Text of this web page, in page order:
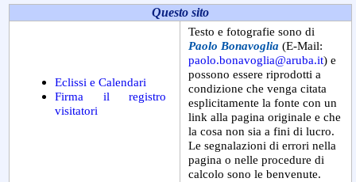
Questo sito
Eclissi e Calendari
Firma il registro
visitatori
Testo e fotografie sono di
Paolo Bonavoglia (E-Mail:
paolo.bonavoglia@aruba.it) e
possono essere riprodotti a
condizione che venga citata
esplicitamente la fonte con un
link alla pagina originale e che
la cosa non sia a fini di lucro.
Le segnalazioni di errori nella
pagina o nelle procedure di
calcolo sono le benvenute.